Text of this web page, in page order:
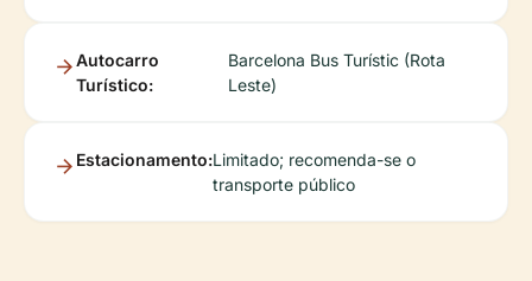
Autocarro
Turístico:
Barcelona Bus Turístic (Rota
Leste)
Estacionamento:Limitado; recomenda-se o
transporte público